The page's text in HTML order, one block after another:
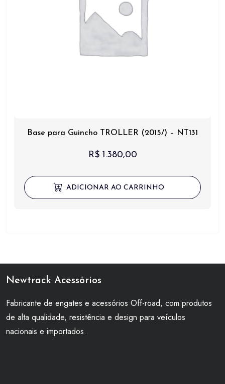
Base para Guincho TROLLER (2015/) – NT131
R$1.380,00
ADICIONAR AO CARRINHO
Newtrack Acessórios
Fabricante de engates e acessórios Off-road, com produtos
de alta qualidade, resistência e design para veículos
nacionais e importados.